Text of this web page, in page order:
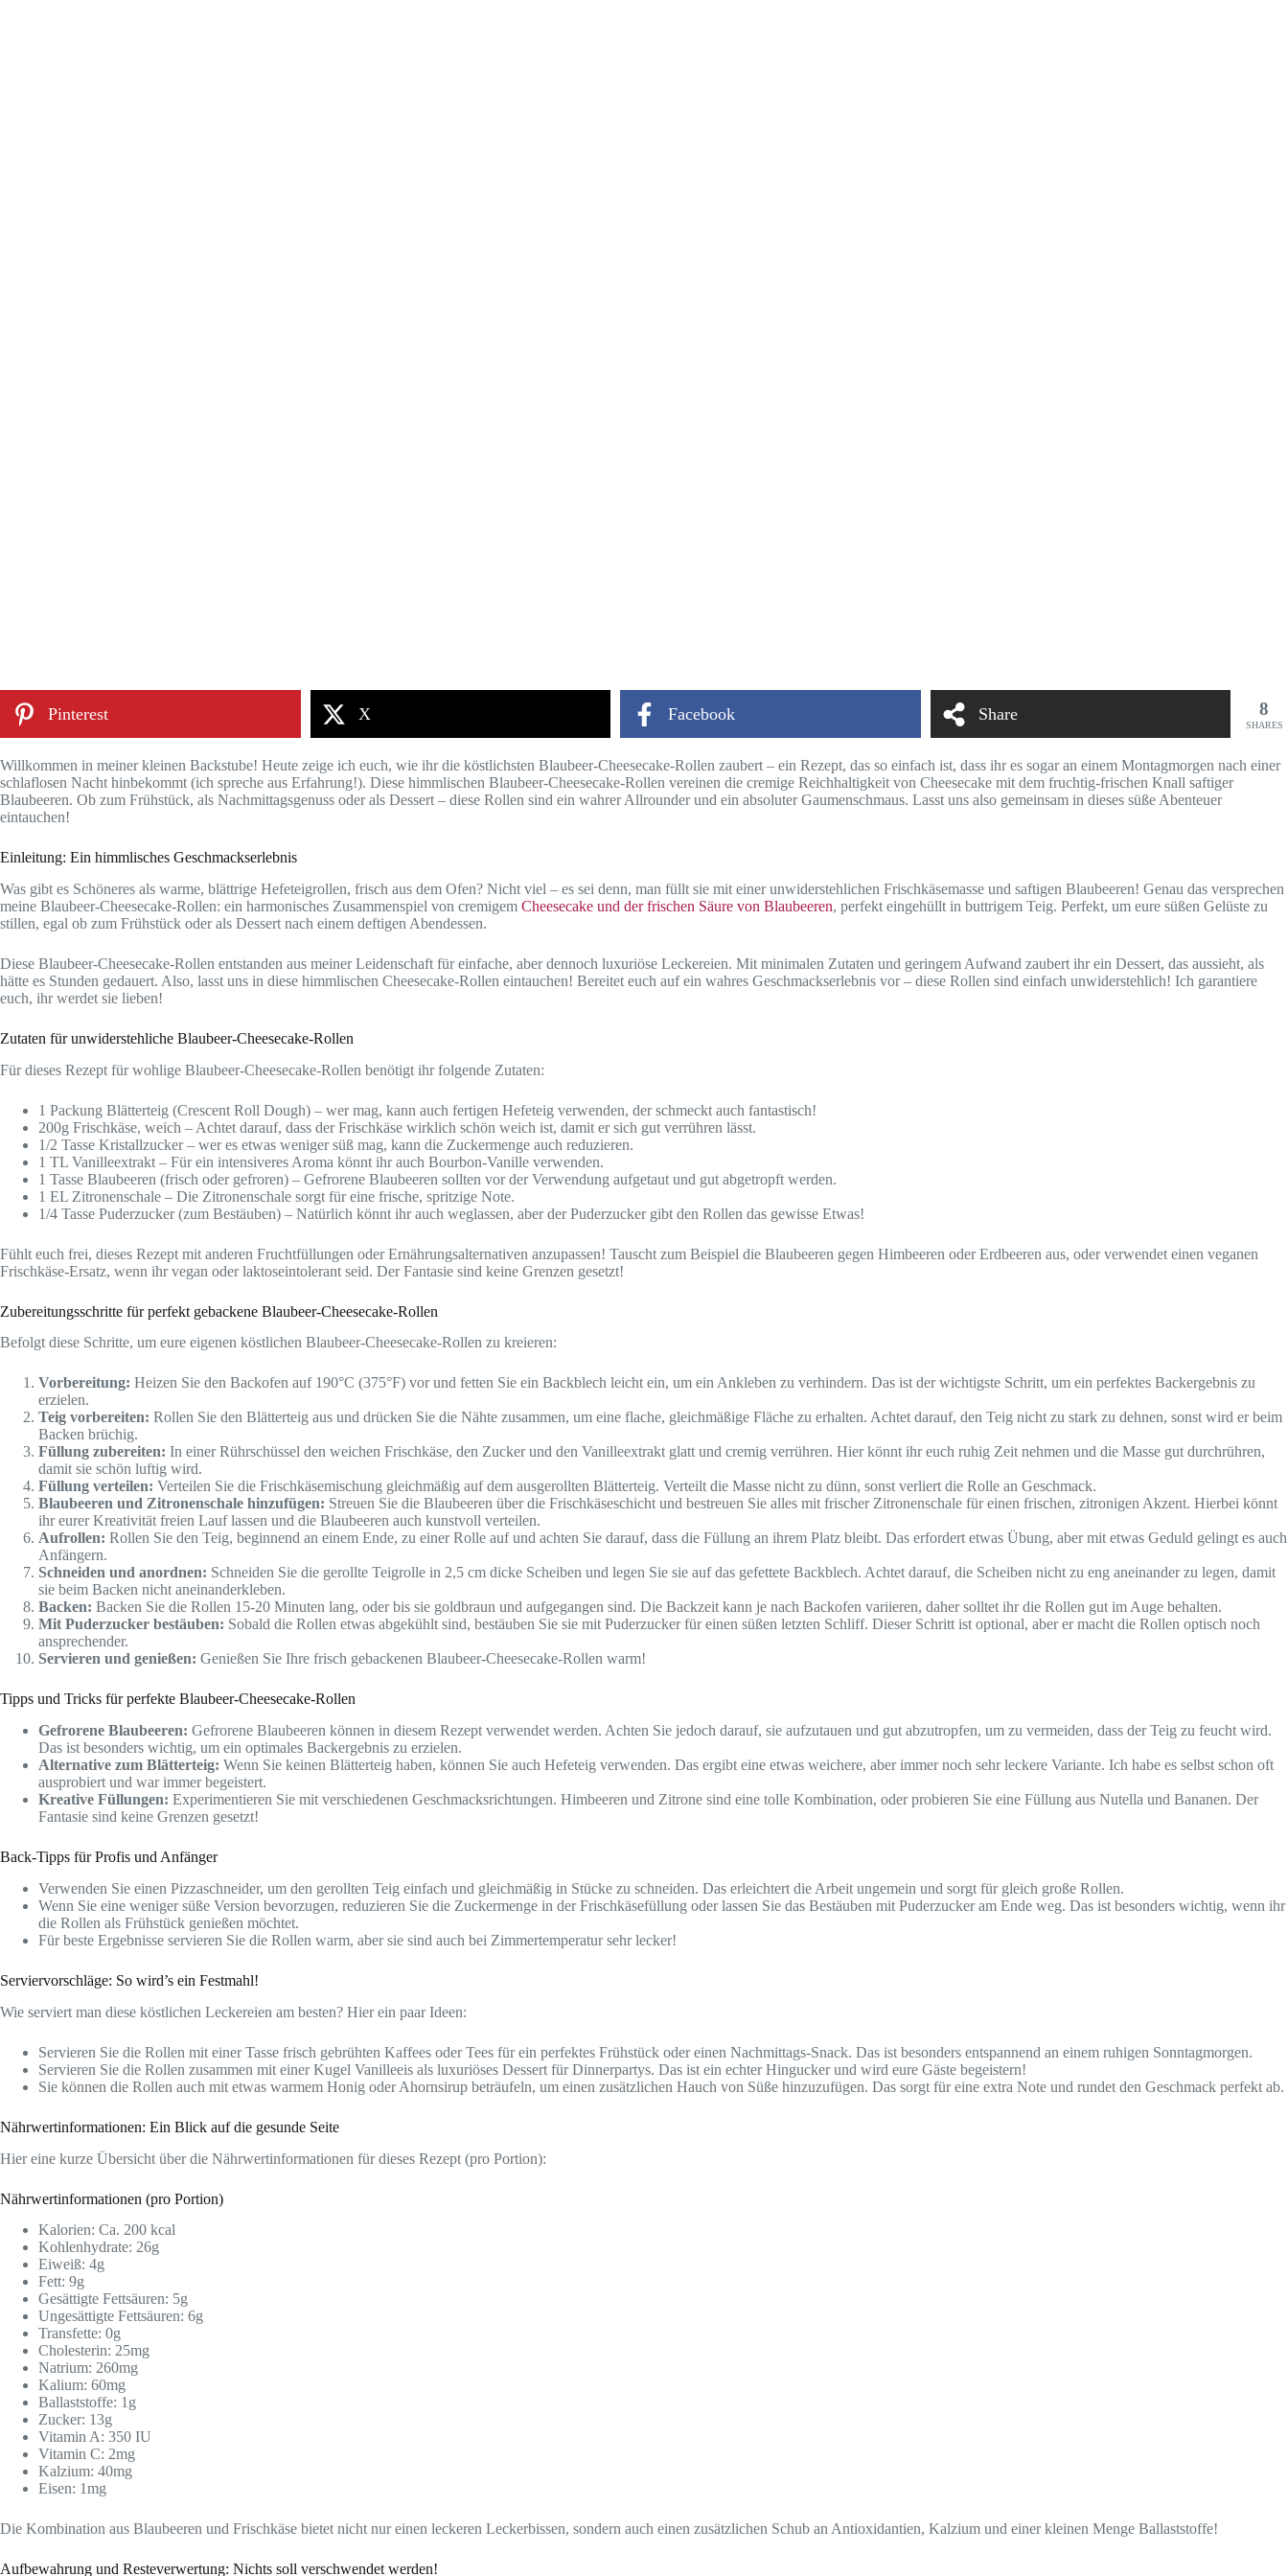
Pinterest X Facebook Share 8
SHARES
Willkommen in meiner kleinen Backstube! Heute zeige ich euch, wie ihr die köstlichsten Blaubeer-Cheesecake-Rollen zaubert – ein Rezept, das so einfach ist, dass ihr es sogar an einem Montagmorgen nach einer
schlaflosen Nacht hinbekommt (ich spreche aus Erfahrung!). Diese himmlischen Blaubeer-Cheesecake-Rollen vereinen die cremige Reichhaltigkeit von Cheesecake mit dem fruchtig-frischen Knall saftiger
Blaubeeren. Ob zum Frühstück, als Nachmittagsgenuss oder als Dessert – diese Rollen sind ein wahrer Allrounder und ein absoluter Gaumenschmaus. Lasst uns also gemeinsam in dieses süße Abenteuer
eintauchen!
Einleitung: Ein himmlisches Geschmackserlebnis
Was gibt es Schöneres als warme, blättrige Hefeteigrollen, frisch aus dem Ofen? Nicht viel – es sei denn, man füllt sie mit einer unwiderstehlichen Frischkäsemasse und saftigen Blaubeeren! Genau das versprechen
meine Blaubeer-Cheesecake-Rollen: ein harmonisches Zusammenspiel von cremigem Cheesecake und der frischen Säure von Blaubeeren, perfekt eingehüllt in buttrigem Teig. Perfekt, um eure süßen Gelüste zu
stillen, egal ob zum Frühstück oder als Dessert nach einem deftigen Abendessen.
Diese Blaubeer-Cheesecake-Rollen entstanden aus meiner Leidenschaft für einfache, aber dennoch luxuriöse Leckereien. Mit minimalen Zutaten und geringem Aufwand zaubert ihr ein Dessert, das aussieht, als
hätte es Stunden gedauert. Also, lasst uns in diese himmlischen Cheesecake-Rollen eintauchen! Bereitet euch auf ein wahres Geschmackserlebnis vor – diese Rollen sind einfach unwiderstehlich! Ich garantiere
euch, ihr werdet sie lieben!
Zutaten für unwiderstehliche Blaubeer-Cheesecake-Rollen
Für dieses Rezept für wohlige Blaubeer-Cheesecake-Rollen benötigt ihr folgende Zutaten:
1 Packung Blätterteig (Crescent Roll Dough) – wer mag, kann auch fertigen Hefeteig verwenden, der schmeckt auch fantastisch!
200g Frischkäse, weich – Achtet darauf, dass der Frischkäse wirklich schön weich ist, damit er sich gut verrühren lässt.
1/2 Tasse Kristallzucker – wer es etwas weniger süß mag, kann die Zuckermenge auch reduzieren.
1 TL Vanilleextrakt – Für ein intensiveres Aroma könnt ihr auch Bourbon-Vanille verwenden.
1 Tasse Blaubeeren (frisch oder gefroren) – Gefrorene Blaubeeren sollten vor der Verwendung aufgetaut und gut abgetropft werden.
1 EL Zitronenschale – Die Zitronenschale sorgt für eine frische, spritzige Note.
1/4 Tasse Puderzucker (zum Bestäuben) – Natürlich könnt ihr auch weglassen, aber der Puderzucker gibt den Rollen das gewisse Etwas!
Fühlt euch frei, dieses Rezept mit anderen Fruchtfüllungen oder Ernährungsalternativen anzupassen! Tauscht zum Beispiel die Blaubeeren gegen Himbeeren oder Erdbeeren aus, oder verwendet einen veganen
Frischkäse-Ersatz, wenn ihr vegan oder laktoseintolerant seid. Der Fantasie sind keine Grenzen gesetzt!
Zubereitungsschritte für perfekt gebackene Blaubeer-Cheesecake-Rollen
Befolgt diese Schritte, um eure eigenen köstlichen Blaubeer-Cheesecake-Rollen zu kreieren:
Vorbereitung: Heizen Sie den Backofen auf 190°C (375°F) vor und fetten Sie ein Backblech leicht ein, um ein Ankleben zu verhindern. Das ist der wichtigste Schritt, um ein perfektes Backergebnis zu
erzielen.
Teig vorbereiten: Rollen Sie den Blätterteig aus und drücken Sie die Nähte zusammen, um eine flache, gleichmäßige Fläche zu erhalten. Achtet darauf, den Teig nicht zu stark zu dehnen, sonst wird er beim
Backen brüchig.
Füllung zubereiten: In einer Rührschüssel den weichen Frischkäse, den Zucker und den Vanilleextrakt glatt und cremig verrühren. Hier könnt ihr euch ruhig Zeit nehmen und die Masse gut durchrühren,
damit sie schön luftig wird.
Füllung verteilen: Verteilen Sie die Frischkäsemischung gleichmäßig auf dem ausgerollten Blätterteig. Verteilt die Masse nicht zu dünn, sonst verliert die Rolle an Geschmack.
Blaubeeren und Zitronenschale hinzufügen: Streuen Sie die Blaubeeren über die Frischkäseschicht und bestreuen Sie alles mit frischer Zitronenschale für einen frischen, zitronigen Akzent. Hierbei könnt
ihr eurer Kreativität freien Lauf lassen und die Blaubeeren auch kunstvoll verteilen.
Aufrollen: Rollen Sie den Teig, beginnend an einem Ende, zu einer Rolle auf und achten Sie darauf, dass die Füllung an ihrem Platz bleibt. Das erfordert etwas Übung, aber mit etwas Geduld gelingt es auch
Anfängern.
Schneiden und anordnen: Schneiden Sie die gerollte Teigrolle in 2,5 cm dicke Scheiben und legen Sie sie auf das gefettete Backblech. Achtet darauf, die Scheiben nicht zu eng aneinander zu legen, damit
sie beim Backen nicht aneinanderkleben.
Backen: Backen Sie die Rollen 15-20 Minuten lang, oder bis sie goldbraun und aufgegangen sind. Die Backzeit kann je nach Backofen variieren, daher solltet ihr die Rollen gut im Auge behalten.
Mit Puderzucker bestäuben: Sobald die Rollen etwas abgekühlt sind, bestäuben Sie sie mit Puderzucker für einen süßen letzten Schliff. Dieser Schritt ist optional, aber er macht die Rollen optisch noch
ansprechender.
Servieren und genießen: Genießen Sie Ihre frisch gebackenen Blaubeer-Cheesecake-Rollen warm!
Tipps und Tricks für perfekte Blaubeer-Cheesecake-Rollen
Gefrorene Blaubeeren: Gefrorene Blaubeeren können in diesem Rezept verwendet werden. Achten Sie jedoch darauf, sie aufzutauen und gut abzutropfen, um zu vermeiden, dass der Teig zu feucht wird.
Das ist besonders wichtig, um ein optimales Backergebnis zu erzielen.
Alternative zum Blätterteig: Wenn Sie keinen Blätterteig haben, können Sie auch Hefeteig verwenden. Das ergibt eine etwas weichere, aber immer noch sehr leckere Variante. Ich habe es selbst schon oft
ausprobiert und war immer begeistert.
Kreative Füllungen: Experimentieren Sie mit verschiedenen Geschmacksrichtungen. Himbeeren und Zitrone sind eine tolle Kombination, oder probieren Sie eine Füllung aus Nutella und Bananen. Der
Fantasie sind keine Grenzen gesetzt!
Back-Tipps für Profis und Anfänger
Verwenden Sie einen Pizzaschneider, um den gerollten Teig einfach und gleichmäßig in Stücke zu schneiden. Das erleichtert die Arbeit ungemein und sorgt für gleich große Rollen.
Wenn Sie eine weniger süße Version bevorzugen, reduzieren Sie die Zuckermenge in der Frischkäsefüllung oder lassen Sie das Bestäuben mit Puderzucker am Ende weg. Das ist besonders wichtig, wenn ihr
die Rollen als Frühstück genießen möchtet.
Für beste Ergebnisse servieren Sie die Rollen warm, aber sie sind auch bei Zimmertemperatur sehr lecker!
Serviervorschläge: So wird’s ein Festmahl!
Wie serviert man diese köstlichen Leckereien am besten? Hier ein paar Ideen:
Servieren Sie die Rollen mit einer Tasse frisch gebrühten Kaffees oder Tees für ein perfektes Frühstück oder einen Nachmittags-Snack. Das ist besonders entspannend an einem ruhigen Sonntagmorgen.
Servieren Sie die Rollen zusammen mit einer Kugel Vanilleeis als luxuriöses Dessert für Dinnerpartys. Das ist ein echter Hingucker und wird eure Gäste begeistern!
Sie können die Rollen auch mit etwas warmem Honig oder Ahornsirup beträufeln, um einen zusätzlichen Hauch von Süße hinzuzufügen. Das sorgt für eine extra Note und rundet den Geschmack perfekt ab.
Nährwertinformationen: Ein Blick auf die gesunde Seite
Hier eine kurze Übersicht über die Nährwertinformationen für dieses Rezept (pro Portion):
Nährwertinformationen (pro Portion)
Kalorien: Ca. 200 kcal
Kohlenhydrate: 26g
Eiweiß: 4g
Fett: 9g
Gesättigte Fettsäuren: 5g
Ungesättigte Fettsäuren: 6g
Transfette: 0g
Cholesterin: 25mg
Natrium: 260mg
Kalium: 60mg
Ballaststoffe: 1g
Zucker: 13g
Vitamin A: 350 IU
Vitamin C: 2mg
Kalzium: 40mg
Eisen: 1mg
Die Kombination aus Blaubeeren und Frischkäse bietet nicht nur einen leckeren Leckerbissen, sondern auch einen zusätzlichen Schub an Antioxidantien, Kalzium und einer kleinen Menge Ballaststoffe!
Aufbewahrung und Resteverwertung: Nichts soll verschwendet werden!